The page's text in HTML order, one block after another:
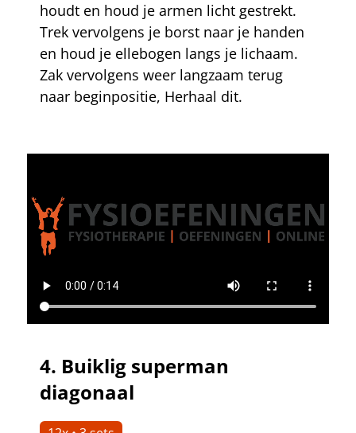
houdt en houd je armen licht gestrekt.
Trek vervolgens je borst naar je handen
en houd je ellebogen langs je lichaam.
Zak vervolgens weer langzaam terug
naar beginpositie, Herhaal dit.
4. Buiklig superman
diagonaal